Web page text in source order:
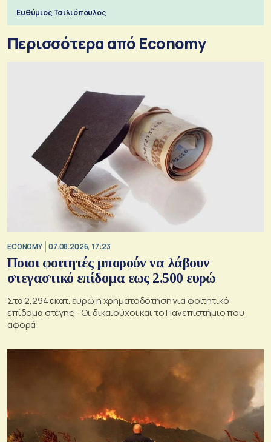
Ευθύμιος Τσιλιόπουλος
Περισσότερα από Economy
ECONOMY 07.08.2026, 17:23
Ποιοι φοιτητές μπορούν να λάβουν
στεγαστικό επίδομα εως 2.500 ευρώ
Στα 2,294 εκατ. ευρώ η χρηματοδότηση για φοιτητικό
επίδομα στέγης - Οι δικαιούχοι και το Πανεπιστήμιο που
αφορά